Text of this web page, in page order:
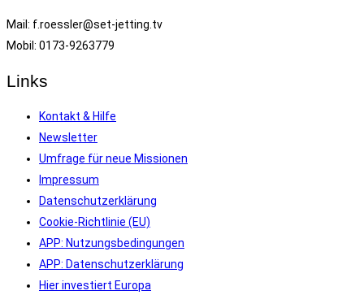
Mail: f.roessler@set-jetting.tv
Mobil: 0173-9263779
Links
Kontakt & Hilfe
Newsletter
Umfrage für neue Missionen
Impressum
Datenschutzerklärung
Cookie-Richtlinie (EU)
APP: Nutzungsbedingungen
APP: Datenschutzerklärung
Hier investiert Europa